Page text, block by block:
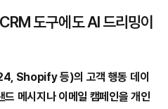
도구에도 AI 드리밍이
Shopify 등)의 고객 행동 데이
메시지나 이메일 캠페인을 개인